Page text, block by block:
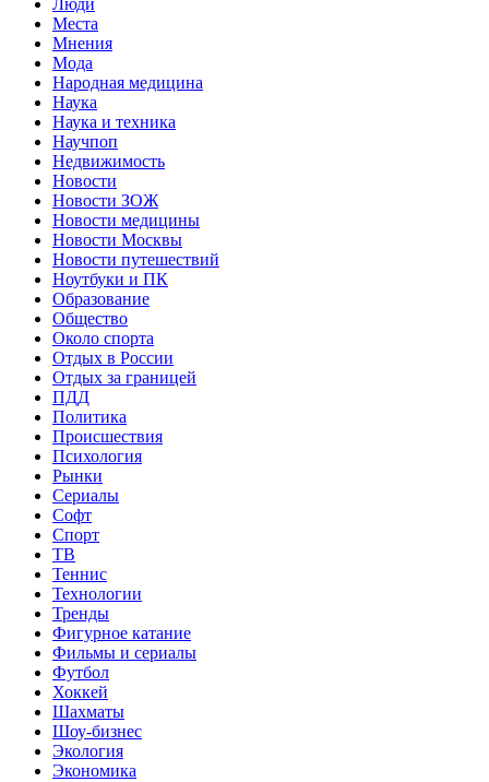
Люди
Места
Мнения
Мода
Народная медицина
Наука
Наука и техника
Научпоп
Недвижимость
Новости
Новости ЗОЖ
Новости медицины
Новости Москвы
Новости путешествий
Ноутбуки и ПК
Образование
Общество
Около спорта
Отдых в России
Отдых за границей
ПДД
Политика
Происшествия
Психология
Рынки
Сериалы
Софт
Спорт
ТВ
Теннис
Технологии
Тренды
Фигурное катание
Фильмы и сериалы
Футбол
Хоккей
Шахматы
Шоу-бизнес
Экология
Экономика